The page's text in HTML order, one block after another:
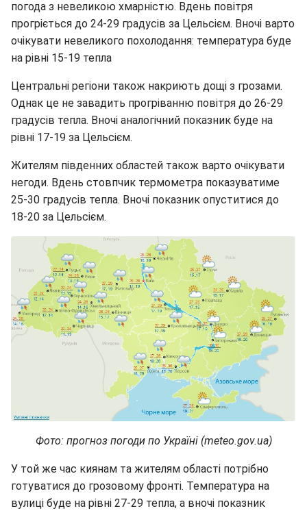
погода з невеликою хмарністю. Вдень повітря
прогріється до 24-29 градусів за Цельсієм. Вночі варто
очікувати невеликого похолодання: температура буде
на рівні 15-19 тепла
Центральні регіони також накриють дощі з грозами.
Однак це не завадить прогріванню повітря до 26-29
градусів тепла. Вночі аналогічний показник буде на
рівні 17-19 за Цельсієм.
Жителям південних областей також варто очікувати
негоди. Вдень стовпчик термометра показуватиме
25-30 градусів тепла. Вночі показник опуститися до
18-20 за Цельсієм.
Фото: прогноз погоди по Україні (meteo.gov.ua)
У той же час киянам та жителям області потрібно
готуватися до грозовому фронті. Температура на
вулиці буде на рівні 27-29 тепла, а вночі показник